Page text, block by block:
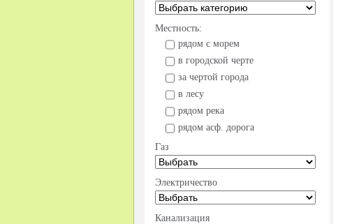
Местность:
рядом с морем
в городской черте
за чертой города
в лесу
рядом река
рядом асф. дорога
Газ
Электричество
Канализация